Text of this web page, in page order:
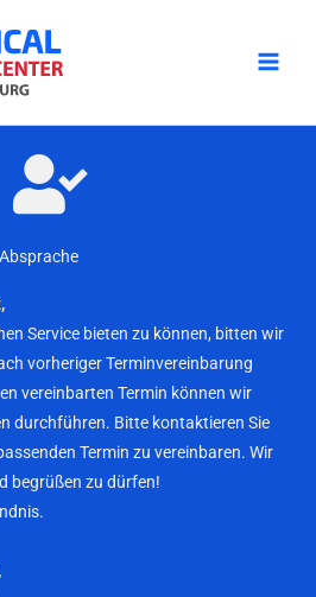
Service bieten zu können, bitten wir
vorheriger Terminvereinbarung
vereinbarten Termin können wir
durchführen. Bitte kontaktieren Sie
Termin zu vereinbaren. Wir
begrüßen zu dürfen!